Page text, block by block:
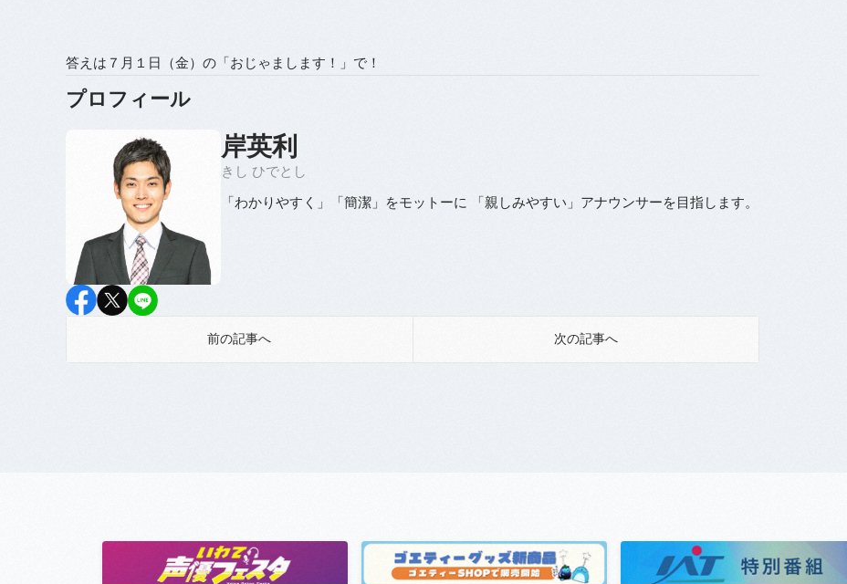
答えは７月１日（金）の「おじゃまします！」で！
プロフィール
きし ひでとし
岸英利
「わかりやすく」「簡潔」をモットーに 「親しみやすい」アナウンサーを目指します。
前の記事へ 次の記事へ